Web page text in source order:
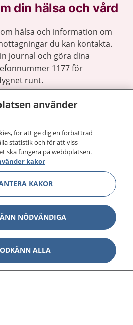
din hälsa och vård
hälsa och information om
du kan kontakta.
journal och göra dina
1177 för
runt.
vill må bättre.
Visa
Visa
använder
för att ge dig en förbättrad
statistik och för att viss
ska fungera på webbplatsen.
kakor
KAKOR
NÖDVÄNDIGA
ALLA